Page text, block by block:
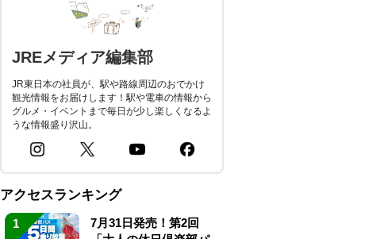
JREメディア編集部
JR東日本の社員が、駅や路線周辺のおでかけ
観光情報をお届けします！駅や電車の情報から
グルメ・イベントまで毎日が少し楽しくなるよ
うな情報盛り沢山。
アクセスランキング
1
7月31日発売！第2回